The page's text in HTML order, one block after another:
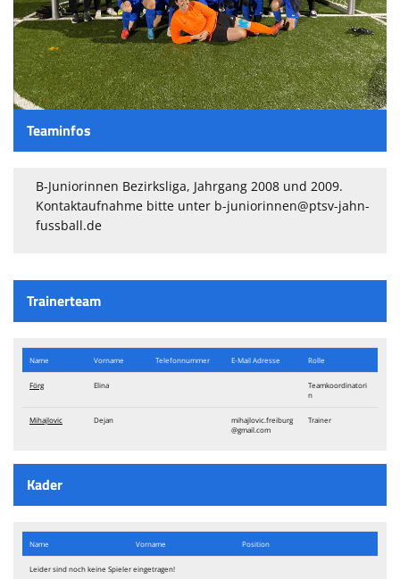
Passwesen
Teaminfos
B-Juniorinnen Bezirksliga, Jahrgang 2008 und 2009.
Kontaktaufnahme bitte unter b-juniorinnen@ptsv-jahn-
fussball.de
Trainerteam
Name Vorname Telefon​nummer E-Mail Adresse Rolle
Förg Elina
Teamkoordinatori
n
Mihajlovic Dejan
mihajlovic.freiburg
@gmail.com
Trainer
Kader
Name Vorname Position
Leider sind noch keine Spieler eingetragen!